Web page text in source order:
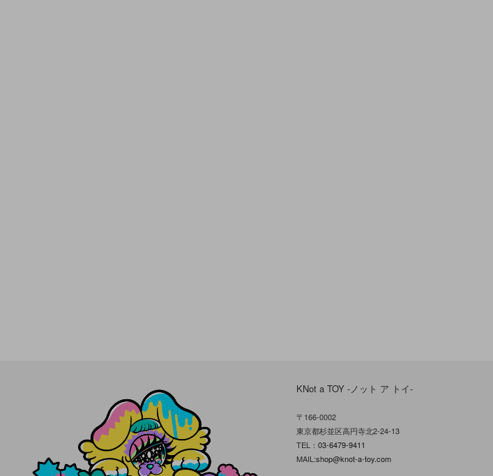
KNot a TOY -ノット ア トイ-
〒166-0002
東京都杉並区高円寺北2-24-13
TEL：03-6479-9411
MAIL:shop@knot-a-toy.com